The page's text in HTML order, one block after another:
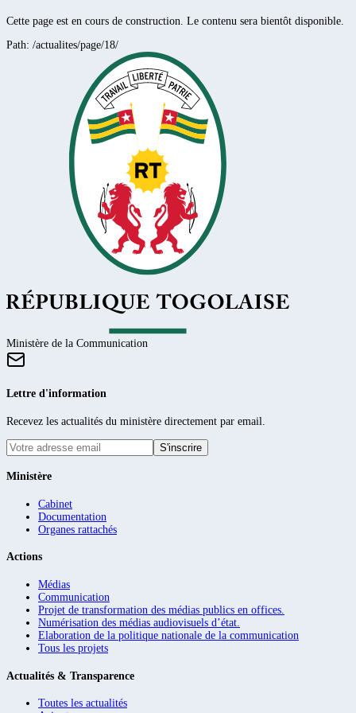
Cette page est en cours de construction. Le contenu sera bientôt disponible.
Path: /actualites/page/18/
Ministère de la Communication
Lettre d'information
Recevez les actualités du ministère directement par email.
S'inscrire
Ministère
Cabinet
Documentation
Organes rattachés
Actions
Médias
Communication
Projet de transformation des médias publics en offices.
Numérisation des médias audiovisuels d’état.
Elaboration de la politique nationale de la communication
Tous les projets
Actualités & Transparence
Toutes les actualités